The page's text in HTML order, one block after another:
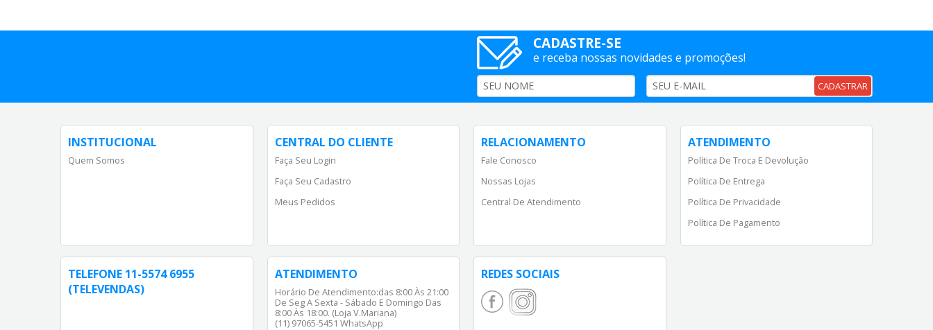
CADASTRE-SE
e receba nossas novidades e promoções!
CADASTRAR
INSTITUCIONAL
Quem Somos
CENTRAL DO CLIENTE
Faça Seu Login
Faça Seu Cadastro
Meus Pedidos
RELACIONAMENTO
Fale Conosco
Nossas Lojas
Central De Atendimento
ATENDIMENTO
Política De Troca E Devolução
Política De Entrega
Política De Privacidade
Política De Pagamento
TELEFONE 11-5574 6955
(TELEVENDAS)
ATENDIMENTO
Horário De Atendimento:das 8:00 Às 21:00
De Seg A Sexta - Sábado E Domingo Das
8:00 Às 18:00. (Loja V.Mariana)
(11) 97065-5451 WhatsApp
REDES SOCIAIS